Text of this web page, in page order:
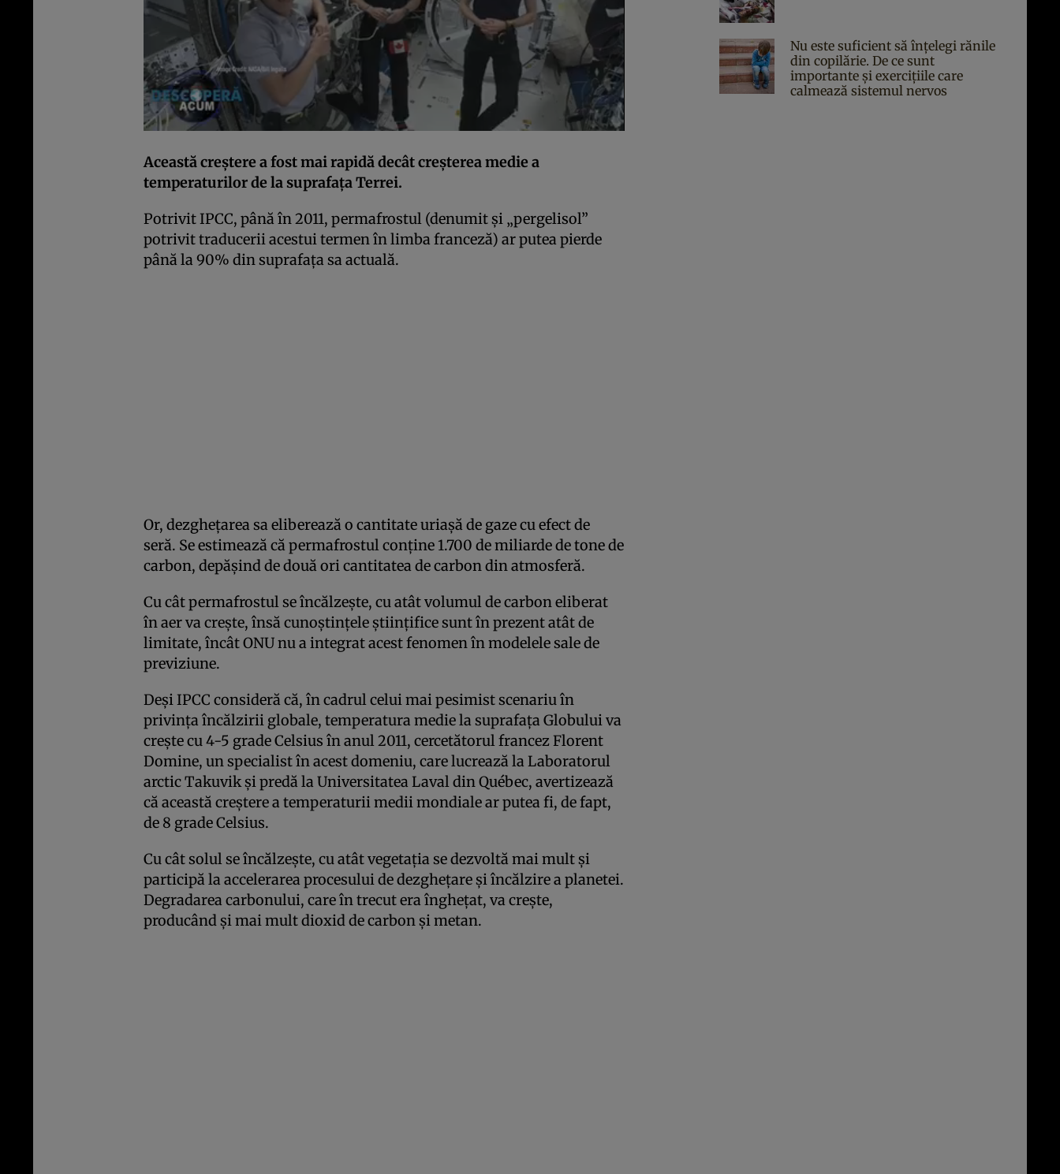
Această creştere a fost mai rapidă decât creşterea medie a
temperaturilor de la suprafaţa Terrei.
Potrivit IPCC, până în 2011, permafrostul (denumit şi „pergelisol”
potrivit traducerii acestui termen în limba franceză) ar putea pierde
până la 90% din suprafaţa sa actuală.
Or, dezgheţarea sa eliberează o cantitate uriaşă de gaze cu efect de
seră. Se estimează că permafrostul conţine 1.700 de miliarde de tone de
carbon, depăşind de două ori cantitatea de carbon din atmosferă.
Cu cât permafrostul se încălzeşte, cu atât volumul de carbon eliberat
în aer va creşte, însă cunoştinţele ştiinţifice sunt în prezent atât de
limitate, încât ONU nu a integrat acest fenomen în modelele sale de
previziune.
Deşi IPCC consideră că, în cadrul celui mai pesimist scenariu în
privinţa încălzirii globale, temperatura medie la suprafaţa Globului va
creşte cu 4-5 grade Celsius în anul 2011, cercetătorul francez Florent
Domine, un specialist în acest domeniu, care lucrează la Laboratorul
arctic Takuvik şi predă la Universitatea Laval din Québec, avertizează
că această creştere a temperaturii medii mondiale ar putea fi, de fapt,
de 8 grade Celsius.
Cu cât solul se încălzeşte, cu atât vegetaţia se dezvoltă mai mult şi
participă la accelerarea procesului de dezgheţare şi încălzire a planetei.
Degradarea carbonului, care în trecut era îngheţat, va creşte,
producând şi mai mult dioxid de carbon şi metan.
Nu este suficient să înțelegi rănile
din copilărie. De ce sunt
importante și exercițiile care
calmează sistemul nervos